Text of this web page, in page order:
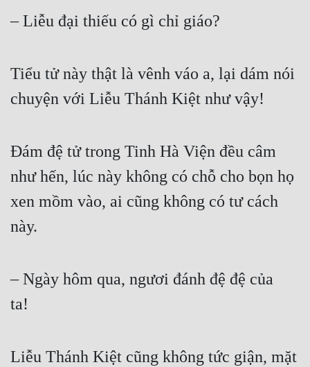
– Liễu đại thiếu có gì chỉ giáo?
Tiểu tử này thật là vênh váo a, lại dám nói
chuyện với Liễu Thánh Kiệt như vậy!
Đám đệ tử trong Tinh Hà Viện đều câm
như hến, lúc này không có chỗ cho bọn họ
xen mồm vào, ai cũng không có tư cách
này.
– Ngày hôm qua, ngươi đánh đệ đệ của
ta!
Liễu Thánh Kiệt cũng không tức giận, mặt